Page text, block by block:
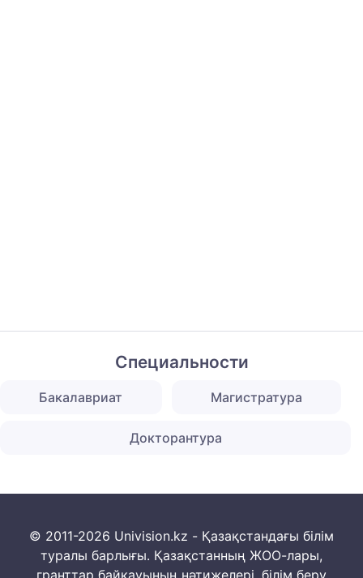
Специальности
Бакалавриат Магистратура
Докторантура
© 2011-2026 Univision.kz - Қазақстандағы білім
туралы барлығы. Қазақстанның ЖОО-лары,
гранттар байқауының нәтижелері, білім беру